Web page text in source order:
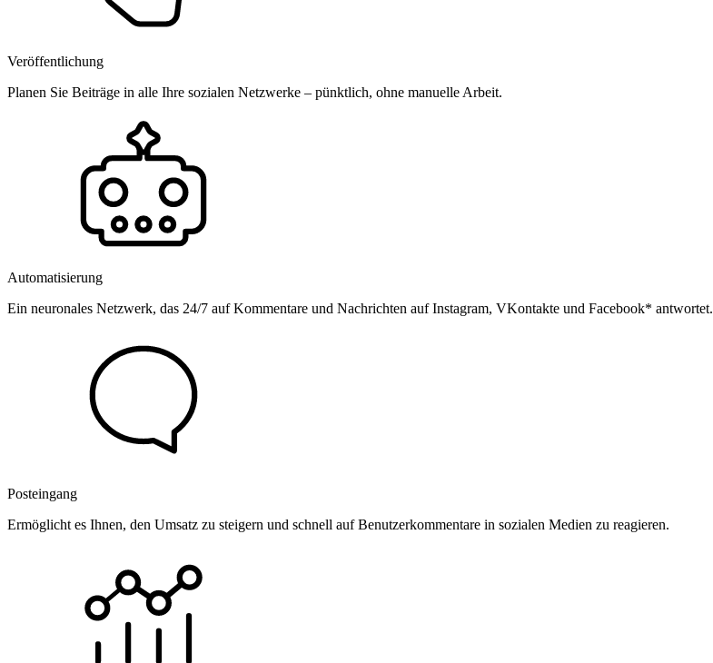
Veröffentlichung
Planen Sie Beiträge in alle Ihre sozialen Netzwerke – pünktlich, ohne manuelle Arbeit.
Automatisierung
Ein neuronales Netzwerk, das 24/7 auf Kommentare und Nachrichten auf Instagram, VKontakte und Facebook* antwortet.
Posteingang
Ermöglicht es Ihnen, den Umsatz zu steigern und schnell auf Benutzerkommentare in sozialen Medien zu reagieren.